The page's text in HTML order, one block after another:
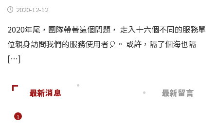
2020-12-12
2020年尾，團隊帶著這個問題，​ 走入十六個不同的服務單
位親身訪問我們的服務使用者🎈。​ 或許，隔了個海也隔
[…]
最新消息 最新留言
1